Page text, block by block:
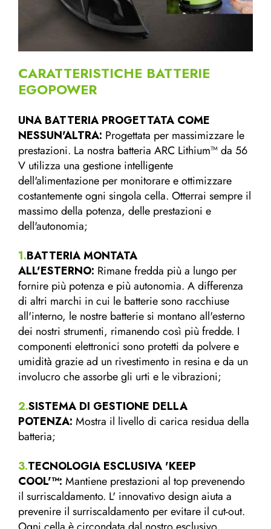
CARATTERISTICHE BATTERIE
EGOPOWER
UNA BATTERIA PROGETTATA COME
NESSUN'ALTRA: Progettata per massimizzare le
prestazioni. La nostra batteria ARC Lithium™ da 56
V utilizza una gestione intelligente
dell'alimentazione per monitorare e ottimizzare
costantemente ogni singola cella. Otterrai sempre il
massimo della potenza, delle prestazioni e
dell'autonomia;
1.BATTERIA MONTATA
ALL'ESTERNO: Rimane fredda più a lungo per
fornire più potenza e più autonomia. A differenza
di altri marchi in cui le batterie sono racchiuse
all'interno, le nostre batterie si montano all'esterno
dei nostri strumenti, rimanendo così più fredde. I
componenti elettronici sono protetti da polvere e
umidità grazie ad un rivestimento in resina e da un
involucro che assorbe gli urti e le vibrazioni;
2.SISTEMA DI GESTIONE DELLA
POTENZA: Mostra il livello di carica residua della
batteria;
3.TECNOLOGIA ESCLUSIVA 'KEEP
COOL'™: Mantiene prestazioni al top prevenendo
il surriscaldamento. L' innovativo design aiuta a
prevenire il surriscaldamento per evitare il cut-out.